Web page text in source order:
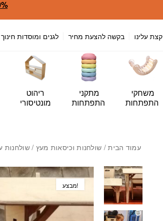
קצת עלינו בקשה להצעת מחיר לגנים ומוסדות חינוך
משחקי
התפתחות
מתקני
התפתחות
ריהוט
מונטיסורי
עמוד הבית/ שולחנות וכיסאות מעץ /שולחנות
מבצע!